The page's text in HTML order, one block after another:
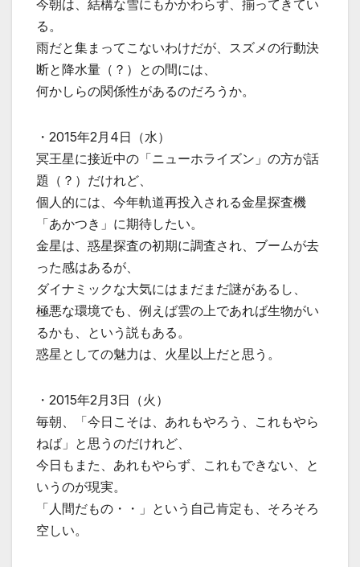
今朝は、結構な雪にもかかわらず、揃ってきてい
る。
雨だと集まってこないわけだが、スズメの行動決
断と降水量（？）との間には、
何かしらの関係性があるのだろうか。
・2015年2月4日（水）
冥王星に接近中の「ニューホライズン」の方が話
題（？）だけれど、
個人的には、今年軌道再投入される金星探査機
「あかつき」に期待したい。
金星は、惑星探査の初期に調査され、ブームが去
った感はあるが、
ダイナミックな大気にはまだまだ謎があるし、
極悪な環境でも、例えば雲の上であれば生物がい
るかも、という説もある。
惑星としての魅力は、火星以上だと思う。
・2015年2月3日（火）
毎朝、「今日こそは、あれもやろう、これもやら
ねば」と思うのだけれど、
今日もまた、あれもやらず、これもできない、と
いうのが現実。
「人間だもの・・」という自己肯定も、そろそろ
空しい。